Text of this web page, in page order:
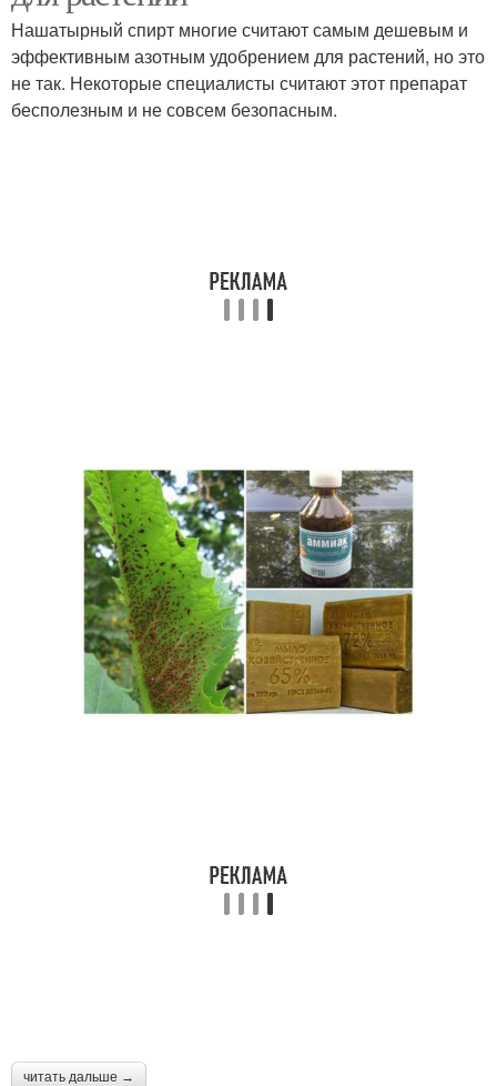
Нашатырный спирт многие считают самым дешевым и
эффективным азотным удобрением для растений, но это
не так. Некоторые специалисты считают этот препарат
бесполезным и не совсем безопасным.
читать дальше →